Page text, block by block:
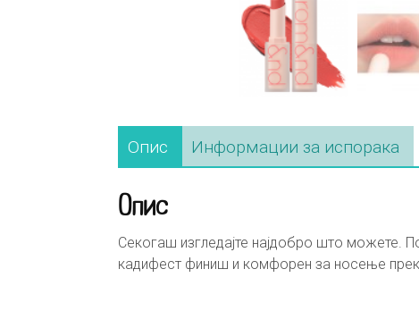
Опис Информации за испорака
Опис
Секогаш изгледајте најдобро што можете.
кадифест финиш и комфорен за носење